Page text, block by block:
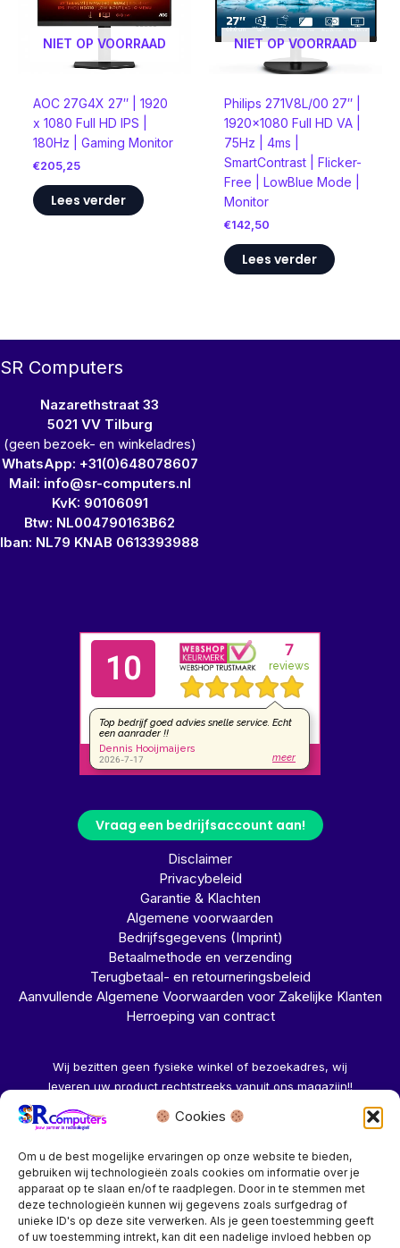
Cookies
Om u de best mogelijke ervaringen op onze website te bieden,
gebruiken wij technologieën zoals cookies om informatie over je
apparaat op te slaan en/of te raadplegen. Door in te stemmen met
deze technologieën kunnen wij gegevens zoals surfgedrag of
unieke ID's op deze site verwerken. Als je geen toestemming geeft
of uw toestemming intrekt, kan dit een nadelige invloed hebben op
NIET OP VOORRAAD
AOC 27G4X 27″ | 1920
x 1080 Full HD IPS |
180Hz | Gaming Monitor
€205,25
Lees verder
NIET OP VOORRAAD
Philips 271V8L/00 27″ |
1920×1080 Full HD VA |
75Hz | 4ms |
SmartContrast | Flicker-
Free | LowBlue Mode |
Monitor
€142,50
Lees verder
SR Computers
Nazarethstraat 33
5021 VV Tilburg
(geen bezoek- en winkeladres)
WhatsApp: +31(0)648078607
Mail: info@sr-computers.nl
KvK: 90106091
Btw: NL004790163B62
Iban: NL79 KNAB 0613393988
Vraag een bedrijfsaccount aan!
Disclaimer
Privacybeleid
Garantie & Klachten
Algemene voorwaarden
Bedrijfsgegevens (Imprint)
Betaalmethode en verzending
Terugbetaal- en retourneringsbeleid
Aanvullende Algemene Voorwaarden voor Zakelijke Klanten
Herroeping van contract
Wij bezitten geen fysieke winkel of bezoekadres, wij
leveren uw product rechtstreeks vanuit ons magazijn!!
Herroeping aanvragen →
Bedrijf? vraag een account aan voor speciale prijzen!